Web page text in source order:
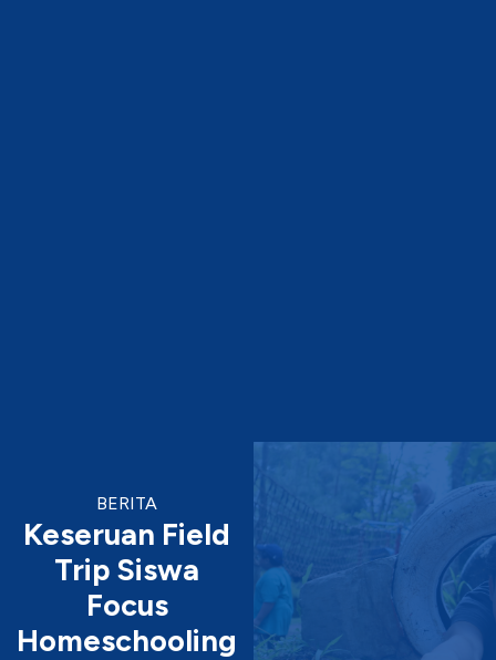
BERITA
Keseruan Field
Trip Siswa
Focus
Homeschooling